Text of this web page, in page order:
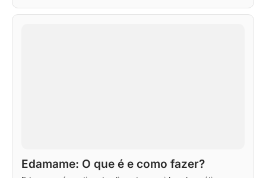
Edamame: O que é e como fazer?